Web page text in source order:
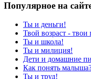
Популярное на
Ты и деньги!
Твой возраст - твои
Ты и школа!
Ты и милиция!
Дети и домашние
Как понять
Ты и труд!